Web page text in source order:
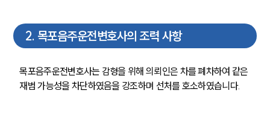
2. 목포음주운전변호사의 조력 사항
목포음주운전변호사는 감형을 위해 의뢰인은 차를 폐차하여 같은
재범 가능성을 차단하였음을 강조하며 선처를 호소하였습니다.